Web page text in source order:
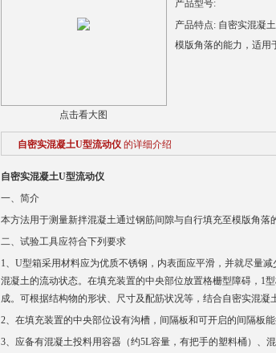
点击看大图
产品型号:
产品特点: 自密实混凝
模版角落的能力，适用
自密实混凝土U型流动仪 的详细介绍
自密实混凝土U型流动仪
一、简介
本方法用于测量新拌混凝土通过钢筋间隙与自行填充至模版角落
二、试验工具应符合下列要求
1、U型箱采用材料应为优质不锈钢，内表面应平滑，并就尽量
混凝土的流动状态。在填充装置的中央部位放置格栅型障碍，1
成。可根据结构物的形状、尺寸及配筋状况等，结合自密实混凝
2、在填充装置的中央部位设有沟槽，间隔板和可开启的间隔板
3、应备有混凝土投料用容器（约5L容量，有把手的塑料桶）、